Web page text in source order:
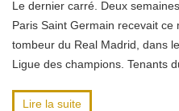
Le dernier carré. Deux
Paris Saint Germain recevait ce
tombeur du Real Madrid, dans
Ligue des champions. Tenants
Lire la suite